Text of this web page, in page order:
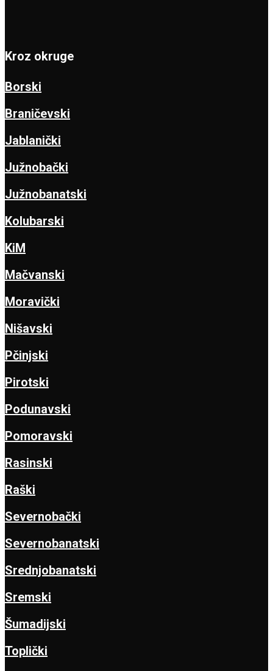
Kroz okruge
Borski
Braničevski
Jablanički
Južnobački
Južnobanatski
Kolubarski
KiM
Mačvanski
Moravički
Nišavski
Pčinjski
Pirotski
Podunavski
Pomoravski
Rasinski
Raški
Severnobački
Severnobanatski
Srednjobanatski
Sremski
Šumadijski
Toplički